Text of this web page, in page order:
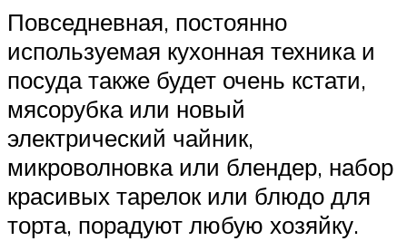
Повседневная, постоянно
используемая кухонная техника и
посуда также будет очень кстати,
мясорубка или новый
электрический чайник,
микроволновка или блендер, набор
красивых тарелок или блюдо для
торта, порадуют любую хозяйку.